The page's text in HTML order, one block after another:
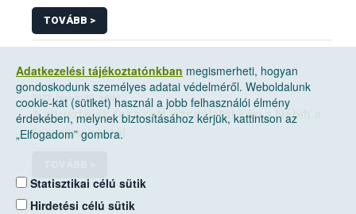
TOVÁBB >
2022. január 10, hétfő
A citrusfélék fokozott vizsgálatát kéri a Nébih a
forgalmazóktól
Adatkezelési tájékoztatónkban megismerheti, hogyan
gondoskodunk személyes adatai védelméről. Weboldalunk
cookie-kat (sütiket) használ a jobb felhasználói élmény
érdekében, melynek biztosításához kérjük, kattintson az
„Elfogadom” gombra.
Statisztikai célú sütik
Hirdetési célú sütik